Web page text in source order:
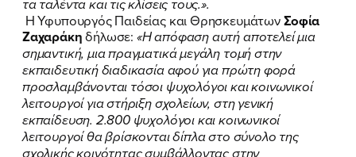
τα ταλέντα και τις κλίσεις τους.».
Η Υφυπουργός Παιδείας και ΘρησκευμάτωνΣοφία
Ζαχαράκηδήλωσε: «Η απόφαση αυτή αποτελεί μια
σημαντική, μια πραγματικά μεγάλη τομή στην
εκπαιδευτική διαδικασία αφού για πρώτη φορά
προσλαμβάνονται τόσοι ψυχολόγοι και κοινωνικοί
λειτουργοί για στήριξη σχολείων, στη γενική
εκπαίδευση. 2.800 ψυχολόγοι και κοινωνικοί
λειτουργοί θα βρίσκονται δίπλα στο σύνολο της